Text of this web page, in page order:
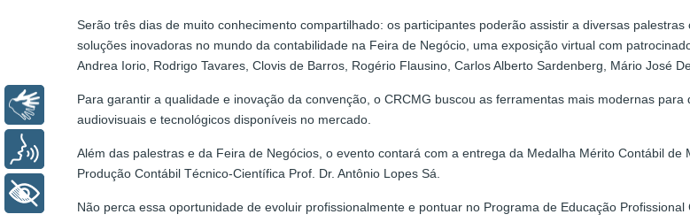
Serão três dias de muito conhecimento compartilhado: os participantes poderão assistir a diversas
soluções inovadoras no mundo da contabilidade na Feira de Negócio, uma exposição virtual com
Andrea Iorio, Rodrigo Tavares, Clovis de Barros, Rogério Flausino, Carlos Alberto Sardenberg, Mário José
Para garantir a qualidade e inovação da convenção, o CRCMG buscou as ferramentas mais modernas
audiovisuais e tecnológicos disponíveis no mercado.
Além das palestras e da Feira de Negócios, o evento contará com a entrega da Medalha Mérito Contábil
Produção Contábil Técnico-Científica Prof. Dr. Antônio Lopes Sá.
Não perca essa oportunidade de evoluir profissionalmente e pontuar no Programa de Educação Profissional
Libras
Voz